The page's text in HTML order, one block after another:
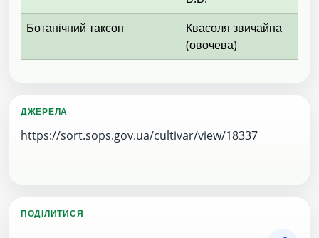
Ботанічний таксон
Квасоля звичайна
(овочева)
ДЖЕРЕЛА
https://sort.sops.gov.ua/cultivar/view/18337
ПОДІЛИТИСЯ